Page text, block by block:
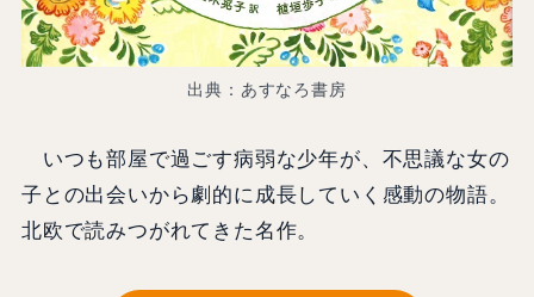
出典：あすなろ書房
いつも部屋で過ごす病弱な少年が、不思議な女の
子との出会いから劇的に成長していく感動の物語。
北欧で読みつがれてきた名作。